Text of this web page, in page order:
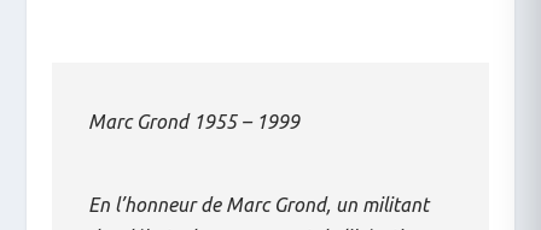
Marc Grond 1955 – 1999
En l’honneur de Marc Grond, un militant